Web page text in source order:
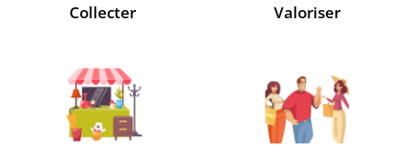
Collecter Valoriser